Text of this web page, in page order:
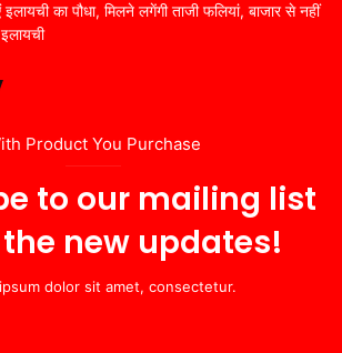
का पौधा, मिलने लगेंगी ताजी फलियां, बाजार से नहीं
Product You Purchase
to our mailing list
new updates!
dolor sit amet, consectetur.